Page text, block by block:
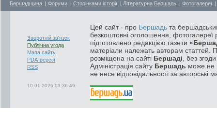
Бершадщина | Форуми | Сторінками історії | Літературна Бершадь | Фотогалереї
Зворотній зв'язок
Публічна угода
Мапа сайту
PDA-версія
RSS
10.01.2026 03:36:49
Цей сайт - про Бершадь та
безкоштовні оголошення, фотогалереї
підготовлено редакцією газети
матеріали належать авторам статтей.
розміщена на сайті Бершаді , без
Адміністрація сайту Бершадь може не
не несе відповідальності за авторські